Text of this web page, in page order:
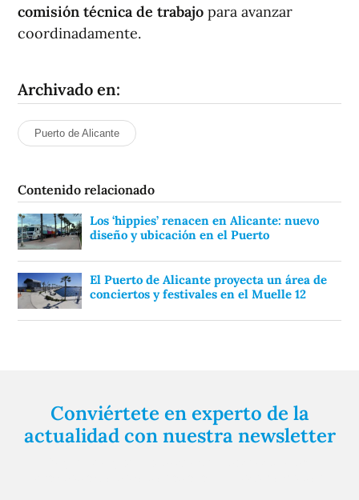
comisión técnica de trabajo para avanzar
coordinadamente.
Archivado en:
Puerto de Alicante
Contenido relacionado
Los ‘hippies’ renacen en Alicante: nuevo
diseño y ubicación en el Puerto
El Puerto de Alicante proyecta un área de
conciertos y festivales en el Muelle 12
Conviértete en experto de la
actualidad con nuestra newsletter